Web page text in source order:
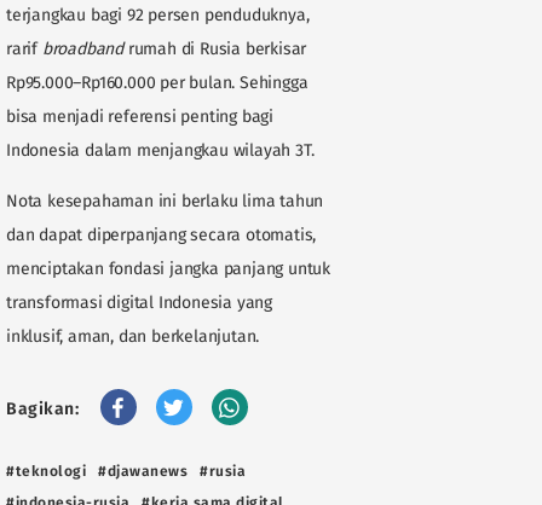
terjangkau bagi 92 persen penduduknya,
rarif broadbandrumah di Rusia berkisar
Rp95.000–Rp160.000 per bulan. Sehingga
bisa menjadi referensi penting bagi
Indonesia dalam menjangkau wilayah 3T.
Nota kesepahaman ini berlaku lima tahun
dan dapat diperpanjang secara otomatis,
menciptakan fondasi jangka panjang untuk
transformasi digital Indonesia yang
inklusif, aman, dan berkelanjutan.
Bagikan:
#teknologi #djawanews
#rusia